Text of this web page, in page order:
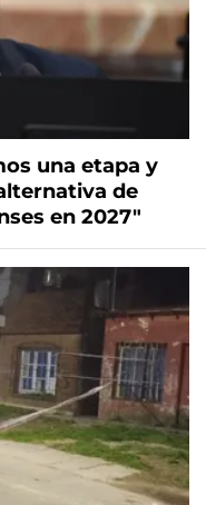
una etapa y
de
en 2027"